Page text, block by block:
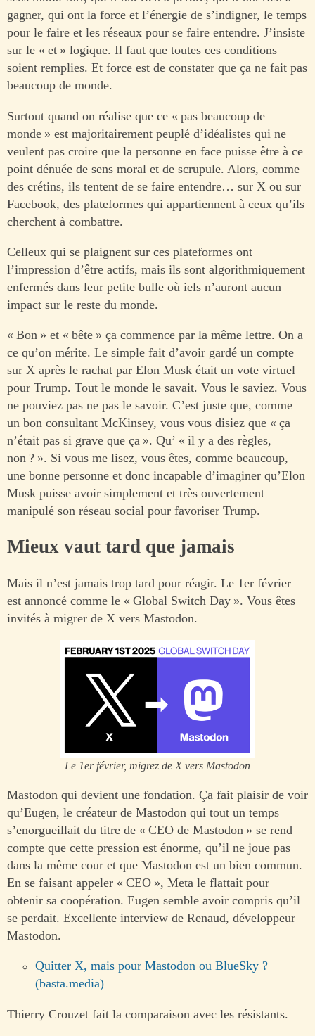
gagner, qui ont la force et l’énergie de s’indigner, le temps
pour le faire et les réseaux pour se faire entendre. J’insiste
sur le « et » logique. Il faut que toutes ces conditions
soient remplies. Et force est de constater que ça ne fait pas
beaucoup de monde.
Surtout quand on réalise que ce « pas beaucoup de
monde » est majoritairement peuplé d’idéalistes qui ne
veulent pas croire que la personne en face puisse être à ce
point dénuée de sens moral et de scrupule. Alors, comme
des crétins, ils tentent de se faire entendre… sur X ou sur
Facebook, des plateformes qui appartiennent à ceux qu’ils
cherchent à combattre.
Celleux qui se plaignent sur ces plateformes ont
l’impression d’être actifs, mais ils sont algorithmiquement
enfermés dans leur petite bulle où iels n’auront aucun
impact sur le reste du monde.
« Bon » et « bête » ça commence par la même lettre. On a
ce qu’on mérite. Le simple fait d’avoir gardé un compte
sur X après le rachat par Elon Musk était un vote virtuel
pour Trump. Tout le monde le savait. Vous le saviez. Vous
ne pouviez pas ne pas le savoir. C’est juste que, comme
un bon consultant McKinsey, vous vous disiez que « ça
n’était pas si grave que ça ». Qu’ « il y a des règles,
non ? ». Si vous me lisez, vous êtes, comme beaucoup,
une bonne personne et donc incapable d’imaginer qu’Elon
Musk puisse avoir simplement et très ouvertement
manipulé son réseau social pour favoriser Trump.
Mieux vaut tard que jamais
Mais il n’est jamais trop tard pour réagir. Le 1er février
est annoncé comme le « Global Switch Day ». Vous êtes
invités à migrer de X vers Mastodon.
Le 1er février, migrez de X vers Mastodon
Mastodon qui devient une fondation. Ça fait plaisir de voir
qu’Eugen, le créateur de Mastodon qui tout un temps
s’enorgueillait du titre de « CEO de Mastodon » se rend
compte que cette pression est énorme, qu’il ne joue pas
dans la même cour et que Mastodon est un bien commun.
En se faisant appeler « CEO », Meta le flattait pour
obtenir sa coopération. Eugen semble avoir compris qu’il
se perdait. Excellente interview de Renaud, développeur
Mastodon.
Quitter X, mais pour Mastodon ou BlueSky ?
(basta.media)
Thierry Crouzet fait la comparaison avec les résistants.